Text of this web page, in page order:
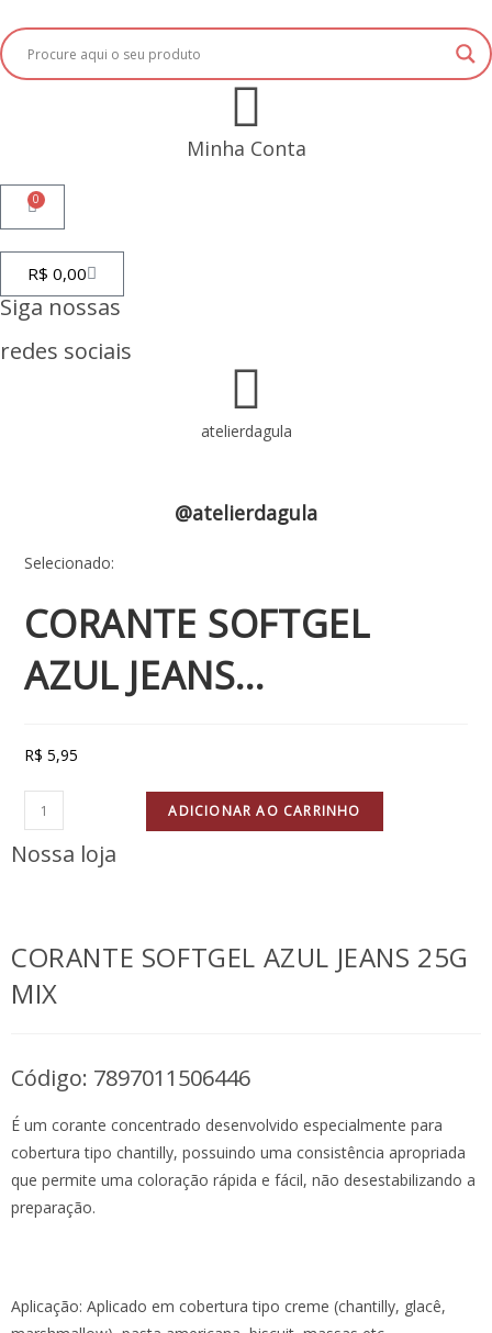
Minha Conta
0
R$ 0,00
Siga nossas
redes sociais
atelierdagula
@atelierdagula
Selecionado:
CORANTE SOFTGEL
AZUL JEANS…
R$ 5,95
ADICIONAR AO CARRINHO
Nossa loja
CORANTE SOFTGEL AZUL JEANS 25G
MIX
Código: 7897011506446
É um corante concentrado desenvolvido especialmente para
cobertura tipo chantilly, possuindo uma consistência apropriada
que permite uma coloração rápida e fácil, não desestabilizando a
preparação.
Aplicação: Aplicado em cobertura tipo creme (chantilly, glacê,